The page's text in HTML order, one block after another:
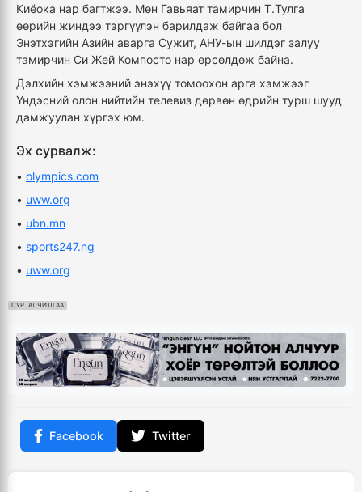
Киёока нар багтжээ. Мөн Гавьяат тамирчин Т.Тулга
өөрийн жиндээ тэргүүлэн барилдаж байгаа бол
Энэтхэгийн Азийн аварга Сужит, АНУ-ын шилдэг залуу
тамирчин Си Жей Компосто нар өрсөлдөж байна.
Дэлхийн хэмжээний энэхүү томоохон арга хэмжээг
Үндэсний олон нийтийн телевиз дөрвөн өдрийн турш шууд
дамжуулан хүргэх юм.
Эх сурвалж:
• olympics.com
• uww.org
• ubn.mn
• sports247.ng
• uww.org
СУРТАЛЧИЛГАА
Facebook Twitter